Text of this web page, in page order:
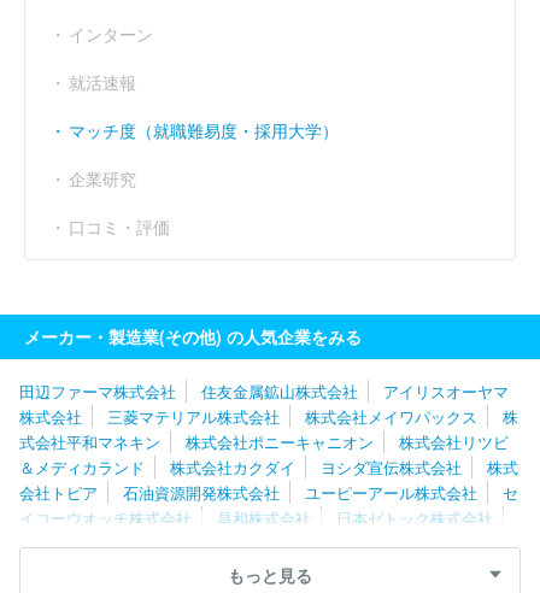
インターン
就活速報
マッチ度（就職難易度・採用大学）
企業研究
口コミ・評価
メーカー・製造業(その他) の人気企業をみる
田辺ファーマ株式会社 住友金属鉱山株式会社
アイリスオーヤマ
株式会社
三菱マテリアル株式会社 株式会社メイワパックス
株
式会社平和マネキン
株式会社ポニーキャニオン
株式会社リツビ
＆メディカランド
株式会社カクダイ ヨシダ宣伝株式会社
株式
会社トピア
石油資源開発株式会社 ユーピーアール株式会社
セ
イコーウオッチ株式会社
昌和株式会社
日本ゼトック株式会社
株式会社浅野
ミツワ電機工業株式会社 株式会社タイカ
藤井
株式会社エーアンドティーＨＤ
日本植生株式会社
もっと見る